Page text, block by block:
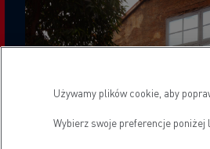
Używamy plików cookie, aby
Wybierz swoje preferencje poniżej